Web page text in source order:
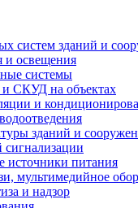
систем зданий и
и освещения
системы
СКУД на объектах
и
зданий и
питания
мультимедийное
и надзор